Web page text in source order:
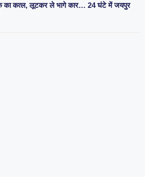
का कत्ल, लूटकर ले भागे कार… 24 घंटे में जयपुर